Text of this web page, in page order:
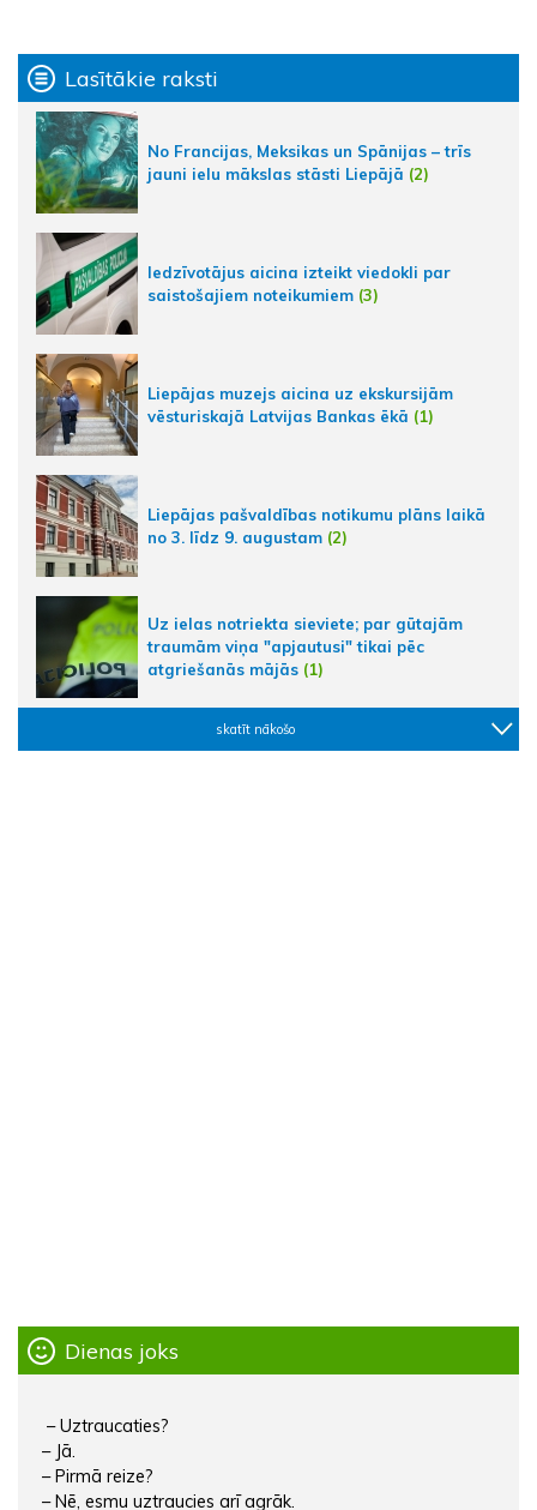
Lasītākie raksti
No Francijas, Meksikas un Spānijas – trīs
jauni ielu mākslas stāsti Liepājā (2)
Iedzīvotājus aicina izteikt viedokli par
saistošajiem noteikumiem (3)
Liepājas muzejs aicina uz ekskursijām
vēsturiskajā Latvijas Bankas ēkā (1)
Liepājas pašvaldības notikumu plāns laikā
no 3. līdz 9. augustam (2)
Uz ielas notriekta sieviete; par gūtajām
traumām viņa "apjautusi" tikai pēc
atgriešanās mājās (1)
skatīt nākošo
Dienas joks
– Uztraucaties?
– Jā.
– Pirmā reize?
– Nē, esmu uztraucies arī agrāk.